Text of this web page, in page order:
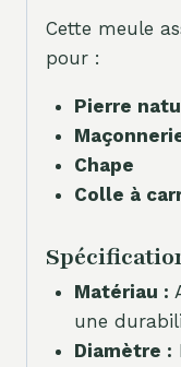
Cette meule
pour :
Pierre
Chape
Colle à
Matériau :
une
Diamètre :